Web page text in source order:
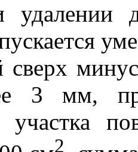
3 мм,
участка
2